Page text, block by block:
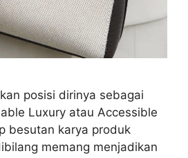
posisi dirinya sebagai
Luxury atau Accessible
besutan karya produk
memang menjadikan